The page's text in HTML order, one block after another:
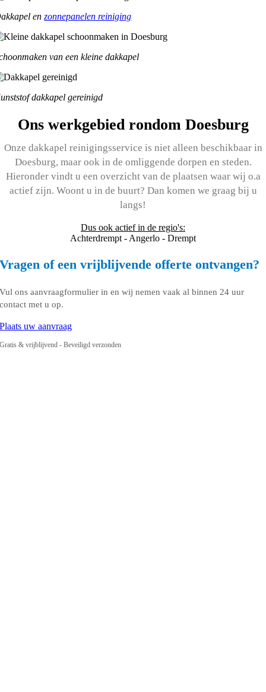
enzonnepanelen reiniging
van een kleine dakkapel
dakkapel gereinigd
Ons werkgebied rondom Doesburg
Onze dakkapel reinigingsservice is niet alleen beschikbaar in
Doesburg, maar ook in de omliggende dorpen en steden.
Hieronder vindt u een overzicht van de plaatsen waar wij o.a
actief zijn. Woont u in de buurt? Dan komen we graag bij u
langs!
Dus ook actief in de regio's:
Achterdrempt - Angerlo - Drempt
Vragen of een vrijblijvende offerte ontvangen?
Vul ons aanvraagformulier in en wij nemen vaak al binnen 24 uur
contact met u op.
Plaats uw aanvraag
Gratis & vrijblijvend - Beveiligd verzonden